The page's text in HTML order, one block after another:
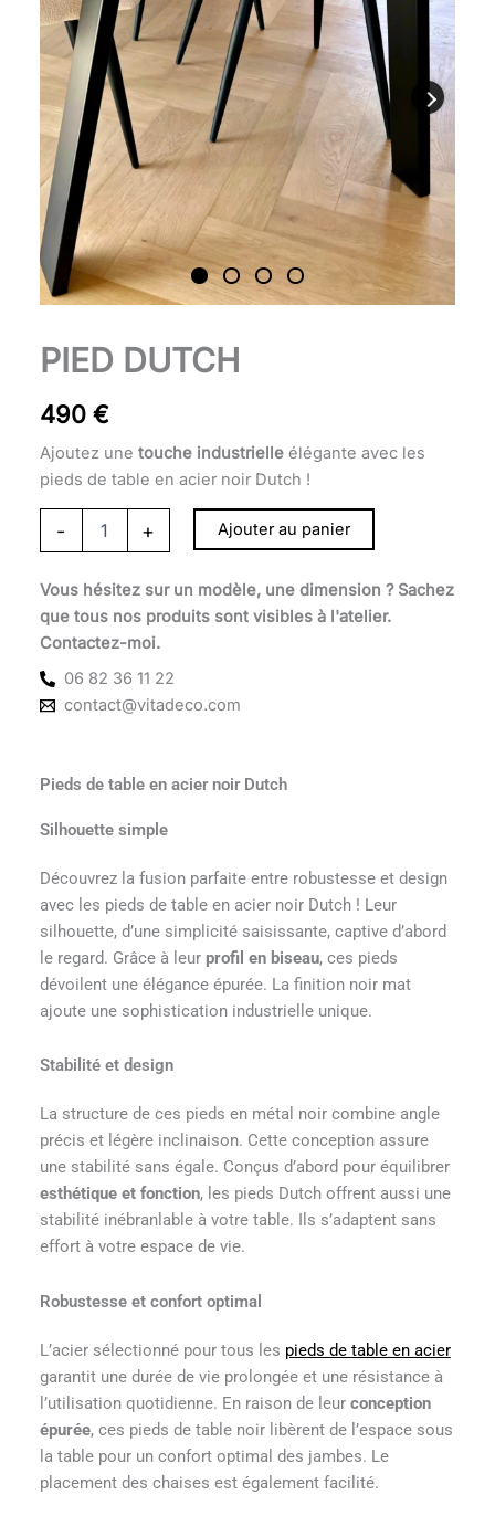
PIED DUTCH
490 €
Ajoutez une touche industrielleélégante avec les
pieds de table en acier noir Dutch !
-
quantité
de
Dutch
+ Ajouter au panier
Vous hésitez sur un modèle, une dimension ? Sachez
que tous nos produits sont visibles à l'atelier.
Contactez-moi.
06 82 36 11 22
contact@vitadeco.com
Pieds de table en acier noir Dutch
Silhouette simple
Découvrez la fusion parfaite entre robustesse et design
avec les pieds de table en acier noir Dutch ! Leur
silhouette, d’une simplicité saisissante, captive d’abord
le regard. Grâce à leur profil en biseau, ces pieds
dévoilent une élégance épurée. La finition noir mat
ajoute une sophistication industrielle unique.
Stabilité et design
La structure de ces pieds en métal noir combine angle
précis et légère inclinaison. Cette conception assure
une stabilité sans égale. Conçus d’abord pour équilibrer
esthétique et fonction, les pieds Dutch offrent aussi une
stabilité inébranlable à votre table. Ils s’adaptent sans
effort à votre espace de vie.
Robustesse et confort optimal
L’acier sélectionné pour tous les pieds de table en acier
garantit une durée de vie prolongée et une résistance à
l’utilisation quotidienne. En raison de leur conception
épurée, ces pieds de table noir libèrent de l’espace sous
la table pour un confort optimal des jambes. Le
placement des chaises est également facilité.